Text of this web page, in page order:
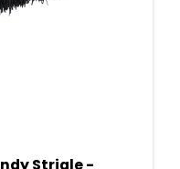
Strigle -